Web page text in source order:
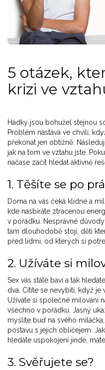
5 otázek,
krizi ve
Hádky jsou bohužel stejnou
Problém nastává ve chvíli,
překonat jen obtížně.
jak na tom ve vztahu jste.
načase začít hledat aktivně
1. Těšíte se po
Doma na vás čeká klidné a
kde nasbíráte ztracenou
v pořádku. Nesprávné
tam dlouhodobě stojí, děti
před lidmi, od kterých si
2. Užíváte si
Sex vás stále baví a tak
dva. Cítíte se nevybití, když je
Užíváte si společné milování
všechno v pořádku. Jasný
myslíte buď na svého
postavu s jejich obličejem.
hledáte uspokojení jinde,
3. Svěřujete se?